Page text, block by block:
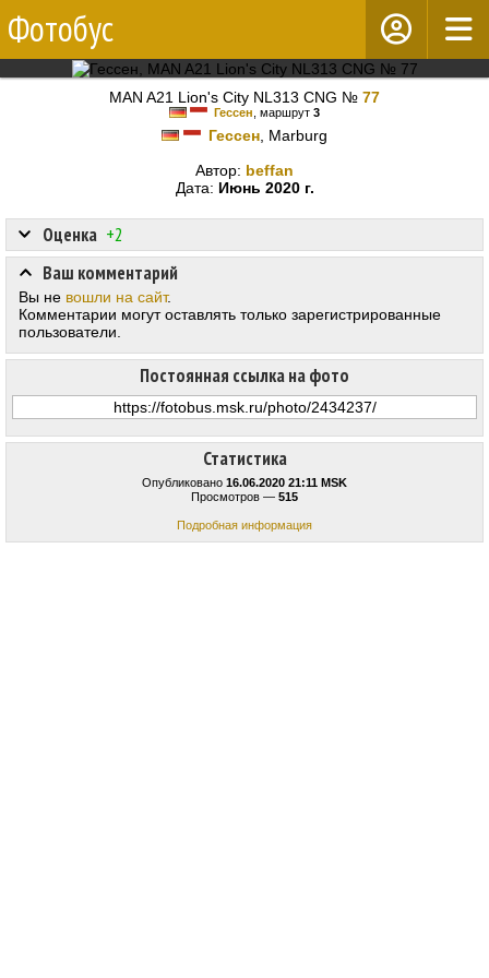
Фотобус
MAN A21 Lion's City NL313 CNG № 77
Гессен , маршрут 3
Гессен , Marburg
Автор: beffan
Дата: Июнь 2020 г.
Статистика
Опубликовано 16.06.2020 21:11 MSK
Просмотров — 515
Подробная информация
Оценка +2
Постоянная ссылка на фото
Ваш комментарий
Вы не вошли на сайт.
Комментарии могут оставлять только зарегистрированные
пользователи.